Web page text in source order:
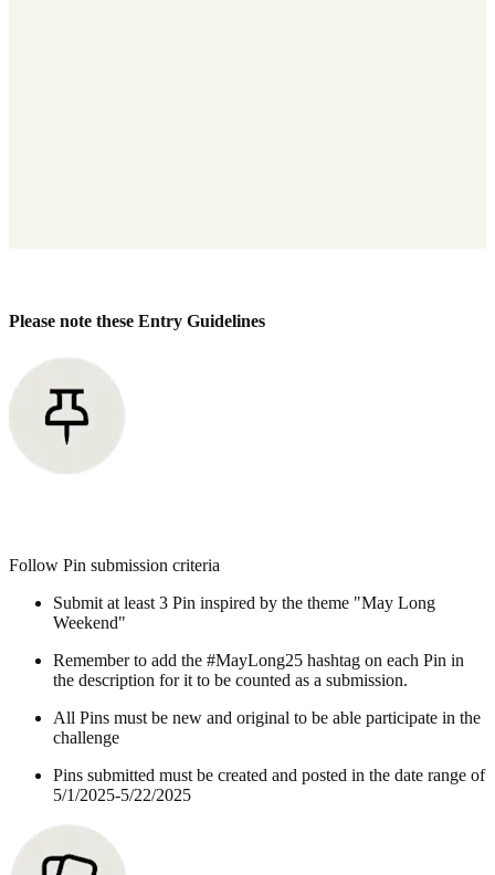
Please note these Entry Guidelines
Follow Pin submission criteria
Submit at least 3 Pin inspired by the theme "May Long
Weekend"
Remember to add the #MayLong25 hashtag on each Pin in
the description for it to be counted as a submission.
All Pins must be new and original to be able participate in the
challenge
Pins submitted must be created and posted in the date range of
5/1/2025-5/22/2025